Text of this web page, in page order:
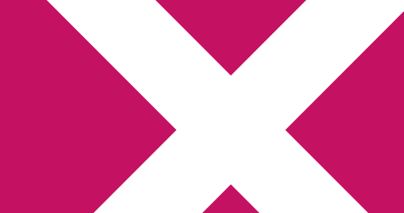
Deckare, kriminalromaner, thrillers
Hem Författarfemman
Webbshop Amazon
Bokbloggsjerka Bloggmaraton
Kriminalroman Min tv-blogg